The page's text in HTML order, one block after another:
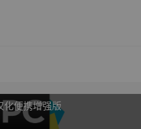
便携增强版